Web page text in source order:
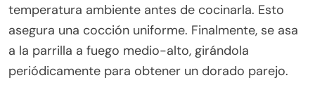
temperatura ambiente antes de cocinarla. Esto
asegura una cocción uniforme. Finalmente, se asa
a la parrilla a fuego medio-alto, girándola
periódicamente para obtener un dorado parejo.